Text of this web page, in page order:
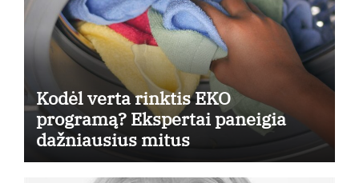
Kodėl verta rinktis EKO
programą? Ekspertai paneigia
dažniausius mitus